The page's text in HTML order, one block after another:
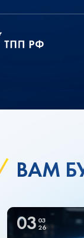
ВАМ
03 03
26